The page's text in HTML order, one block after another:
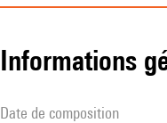
informations
date de composition